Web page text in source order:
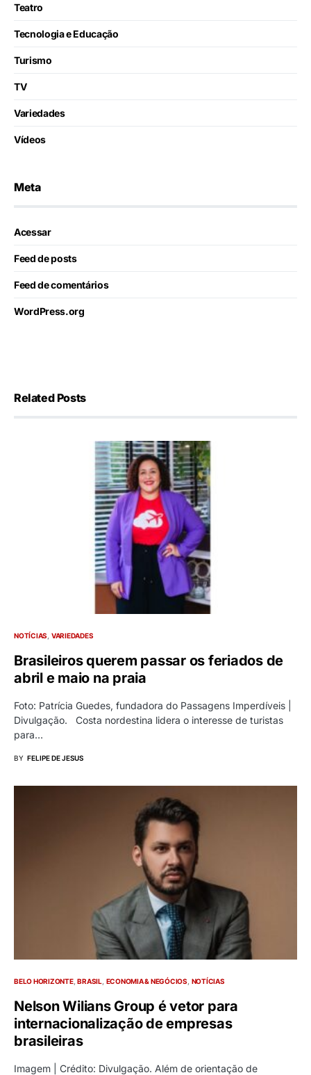
Teatro
Tecnologia e Educação
Turismo
TV
Variedades
Vídeos
Meta
Acessar
Feed de posts
Feed de comentários
WordPress.org
Related Posts
NOTÍCIAS VARIEDADES
Brasileiros querem passar os feriados de
abril e maio na praia
Foto: Patrícia Guedes, fundadora do Passagens Imperdíveis |
Divulgação. Costa nordestina lidera o interesse de turistas
para…
BY FELIPE DE JESUS
BELO HORIZONTE BRASIL ECONOMIA & NEGÓCIOS NOTÍCIAS
Nelson Wilians Group é vetor para
internacionalização de empresas
brasileiras
Imagem | Crédito: Divulgação. Além de orientação de